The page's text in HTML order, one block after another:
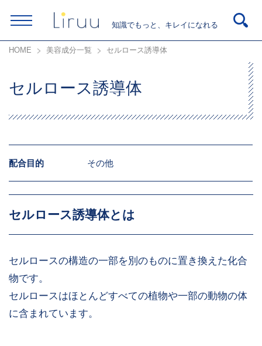
知識でもっと、キレイになれる
HOME 美容成分一覧 セルロース誘導体
セルロース誘導体
配合目的 その他
セルロース誘導体とは
セルロースの構造の一部を別のものに置き換えた化合
物です。
セルロースはほとんどすべての植物や一部の動物の体
に含まれています。